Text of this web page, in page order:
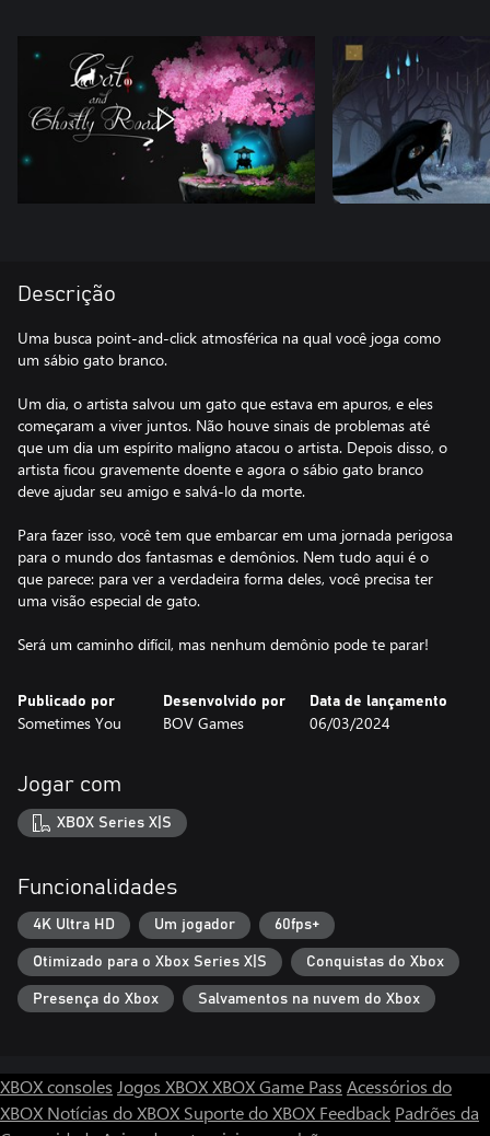
Descrição
Uma busca point-and-click atmosférica na qual você joga como
um sábio gato branco.
Um dia, o artista salvou um gato que estava em apuros, e eles
começaram a viver juntos. Não houve sinais de problemas até
que um dia um espírito maligno atacou o artista. Depois disso, o
artista ficou gravemente doente e agora o sábio gato branco
deve ajudar seu amigo e salvá-lo da morte.
Para fazer isso, você tem que embarcar em uma jornada perigosa
para o mundo dos fantasmas e demônios. Nem tudo aqui é o
que parece: para ver a verdadeira forma deles, você precisa ter
uma visão especial de gato.
Será um caminho difícil, mas nenhum demônio pode te parar!
Publicado por
Sometimes You
Desenvolvido por
BOV Games
Data de lançamento
06/03/2024
Jogar com
XBOX Series X|S
Funcionalidades
4K Ultra HD Um jogador 60fps+
Otimizado para o Xbox Series X|S Conquistas do Xbox
Presença do Xbox Salvamentos na nuvem do Xbox
XBOX consoles Jogos XBOXXBOX Game Pass Acessórios do
XBOX Notícias do XBOX Suporte do XBOX Feedback Padrões da